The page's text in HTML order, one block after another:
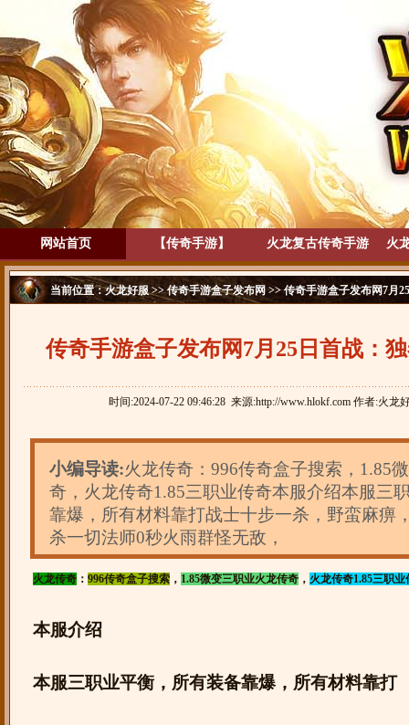
网站首页 【传奇手游】 火龙复古传奇手游 火
当前位置：火龙好服>>传奇手游盒子发布网 >> 传奇手游盒子发布网7月
传奇手游盒子发布网7月25日首战：
时间:2024-07-22 09:46:28 来源:http://www.hlokf.com 作者:火龙
小编导读:火龙传奇：996传奇盒子搜索，1.85
奇，火龙传奇1.85三职业传奇本服介绍本服三
靠爆，所有材料靠打战士十步一杀，野蛮麻痹
杀一切法师0秒火雨群怪无敌，
火龙传奇： 996传奇盒子搜索， 1.85微变三职业火龙传奇， 火龙传奇1.85三职业
本服介绍
本服三职业平衡，所有装备靠爆，所有材料靠打